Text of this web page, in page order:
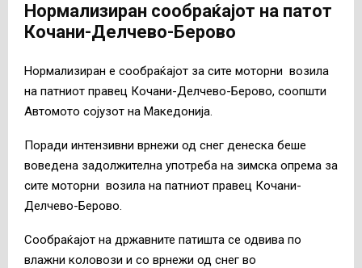
Нормализиран сообраќајот на патот
Кочани-Делчево-Берово
Нормализиран е сообраќајот за сите моторни возила
на патниот правец Кочани-Делчево-Берово, соопшти
Автомото сојузот на Македонија.
Поради интензивни врнежи од снег денеска беше
воведена задолжителна употреба на зимска опрема за
сите моторни возила на патниот правец Кочани-
Делчево-Берово.
Сообраќајот на државните патишта се одвива по
влажни коловози и со врнежи од снег во